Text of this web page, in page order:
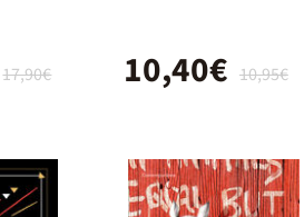
17,90€ 10,95€
10,40€